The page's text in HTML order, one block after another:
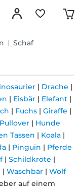
Schaf
| Drache |
| Eisbär | Elefant |
| Fuchs | Giraffe |
| Hunde
Tassen | Koala |
| Pinguin | Pferde
| Schildkröte |
| Waschbär | Wolf
auf einem